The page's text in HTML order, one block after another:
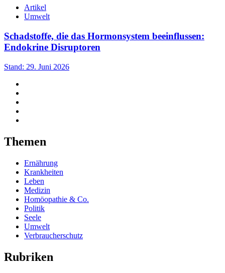
Artikel
Umwelt
Schadstoffe, die das Hormonsystem beeinflussen:
Endokrine Disruptoren
Stand: 29. Juni 2026
Themen
Ernährung
Krankheiten
Leben
Medizin
Homöopathie & Co.
Politik
Seele
Umwelt
Verbraucherschutz
Rubriken